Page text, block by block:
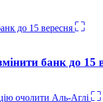
банк до 15